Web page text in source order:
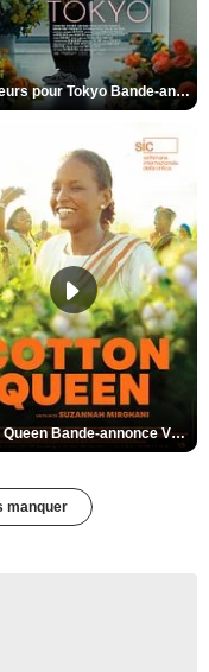
Des Fleurs pour Tokyo Bande-annonce VO STFR
Cotton Queen Bande-annonce VO STFR
manquer